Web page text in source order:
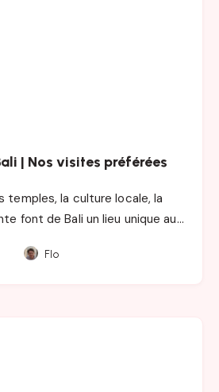
| Nos visites préférées
temples, la culture locale, la
font de Bali un lieu unique au…
Flo